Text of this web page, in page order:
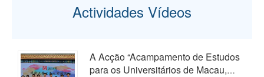
Actividades Vídeos
A Acção “Acampamento de Estudos
para os Universitários de Macau,